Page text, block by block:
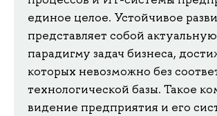
единое целое. Устойчивое
представляет собой актуальную
парадигму задач бизнеса,
которых невозможно без
технологической базы. Такое
видение предприятия и его